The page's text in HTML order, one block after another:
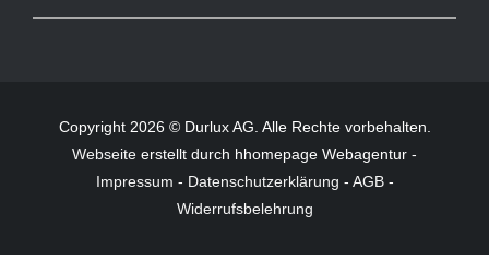
Copyright 2026 © Durlux AG. Alle Rechte vorbehalten.
Webseite erstellt durch hhomepage Webagentur -
Impressum - Datenschutzerklärung - AGB-
Widerrufsbelehrung